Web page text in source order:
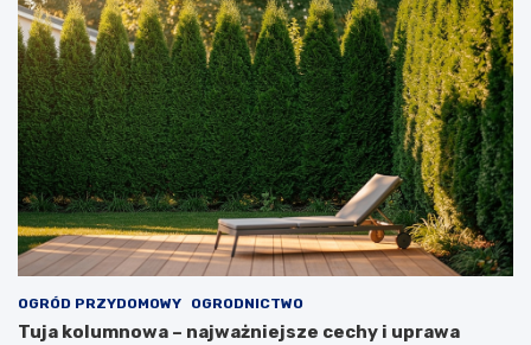
OGRÓD PRZYDOMOWY OGRODNICTWO
Tuja kolumnowa – najważniejsze cechy i uprawa